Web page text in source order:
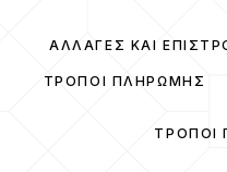
ΑΛΛΑΓΈΣ ΚΑΙ
ΤΡΌΠΟΙ ΠΛΗΡΩΜΉΣ
ΤΡΌΠΟΙ